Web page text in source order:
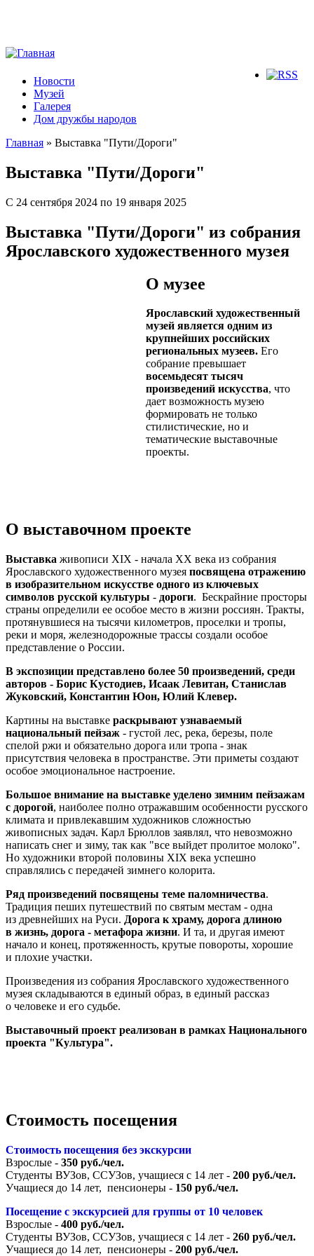
Новости
Музей
Галерея
Дом дружбы народов
Главная » Выставка "Пути/Дороги"
Выставка "Пути/Дороги"
С 24 сентября 2024 по 19 января 2025
Выставка "Пути/Дороги" из собрания
Ярославского художественного музея
О музее
Ярославский художественный
музей является одним из
крупнейших российских
региональных музеев. Его
собрание превышает
восемьдесят тысяч
произведений искусства, что
дает возможность музею
формировать не только
стилистические, но и
тематические выставочные
проекты.
О выставочном проекте
Выставка живописи ХIX - начала ХХ века из собрания
Ярославского художественного музея посвящена отражению
в изобразительном искусстве одного из ключевых
символов русской культуры - дороги. Бескрайние просторы
страны определили ее особое место в жизни россиян. Тракты,
протянувшиеся на тысячи километров, проселки и тропы,
реки и моря, железнодорожные трассы создали особое
представление о России.
В экспозиции представлено более 50 произведений, среди
авторов - Борис Кустодиев, Исаак Левитан, Станислав
Жуковский, Константин Юон, Юлий Клевер.
Картины на выставке раскрывают узнаваемый
национальный пейзаж - густой лес, река, березы, поле
спелой ржи и обязательно дорога или тропа - знак
присутствия человека в пространстве. Эти приметы создают
особое эмоциональное настроение.
Большое внимание на выставке уделено зимним пейзажам
с дорогой, наиболее полно отражавшим особенности русского
климата и привлекавшим художников сложностью
живописных задач. Карл Брюллов заявлял, что невозможно
написать снег и зиму, так как "все выйдет пролитое молоко".
Но художники второй половины XIX века успешно
справлялись с передачей зимнего колорита.
Ряд произведений посвящены теме паломничества.
Традиция пеших путешествий по святым местам - одна
из древнейших на Руси. Дорога к храму, дорога длиною
в жизнь, дорога - метафора жизни. И та, и другая имеют
начало и конец, протяженность, крутые повороты, хорошие
и плохие участки.
Произведения из собрания Ярославского художественного
музея складываются в единый образ, в единый рассказ
о человеке и его судьбе.
Выставочный проект реализован в рамках Национального
проекта "Культура".
Стоимость посещения
Стоимость посещения без экскурсии
Взрослые - 350 руб./чел.
Студенты ВУЗов, ССУЗов, учащиеся с 14 лет - 200 руб./чел.
Учащиеся до 14 лет, пенсионеры - 150 руб./чел.
Посещение с экскурсией для группы от 10 человек
Взрослые - 400 руб./чел.
Студенты ВУЗов, ССУЗов, учащиеся с 14 лет - 260 руб./чел.
Учащиеся до 14 лет, пенсионеры - 200 руб./чел.